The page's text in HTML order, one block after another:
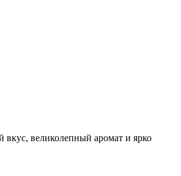
великолепный аромат и ярко